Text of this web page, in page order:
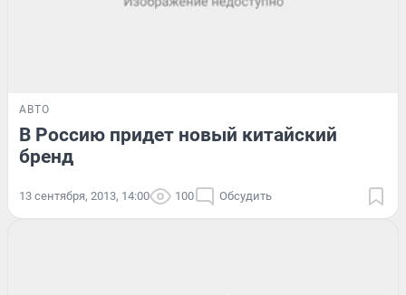
АВТО
В Россию придет новый китайский
бренд
13 сентября, 2013, 14:00 100 Обсудить